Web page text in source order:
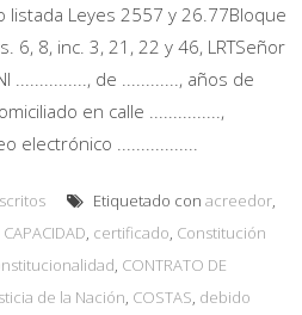
Leyes 2557 y 26.77Bloque
6, 8, inc. 3, 21, 22 y 46, LRTSeñor
..............., de ............, años de
en calle ...............,
electrónico .................
Etiquetado con acreedor,
CAPACIDAD, certificado, Constitución
, CONTRATO DE
de la Nación, COSTAS, debido